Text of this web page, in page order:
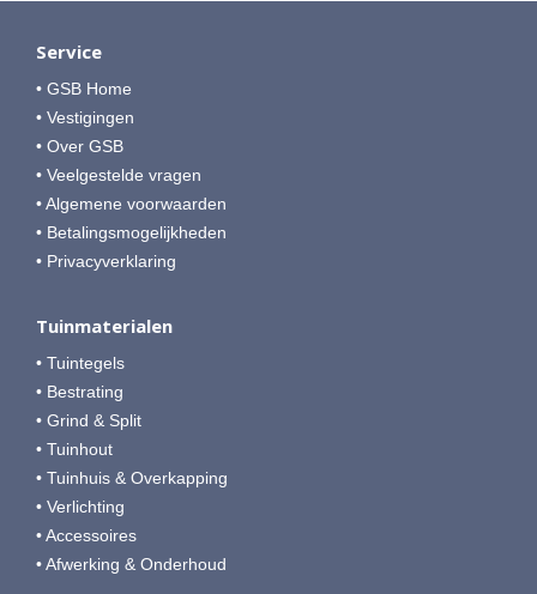
Service
• GSB Home
• Vestigingen
• Over GSB
• Veelgestelde vragen
• Algemene voorwaarden
• Betalingsmogelijkheden
• Privacyverklaring
Tuinmaterialen
• Tuintegels
• Bestrating
• Grind & Split
• Tuinhout
• Tuinhuis & Overkapping
• Verlichting
• Accessoires
• Afwerking & Onderhoud